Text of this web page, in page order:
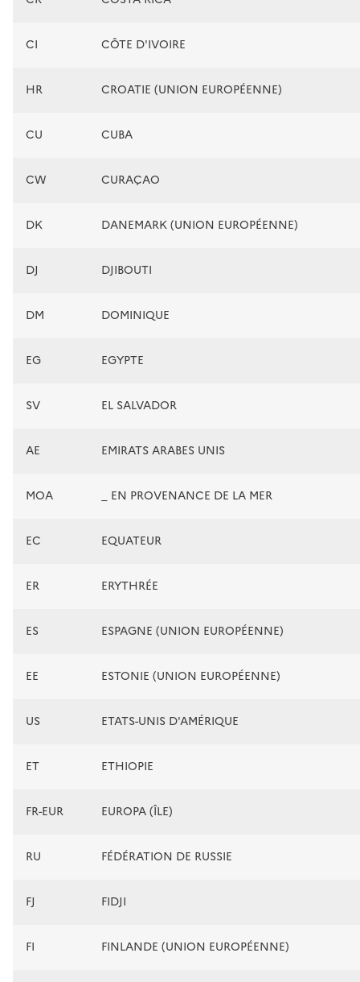
CI CÔTE D'IVOIRE
HR CROATIE (UNION EUROPÉENNE)
CU CUBA
CW CURAÇAO
DK DANEMARK (UNION EUROPÉENNE)
DJ DJIBOUTI
DM DOMINIQUE
EG EGYPTE
SV EL SALVADOR
AE EMIRATS ARABES UNIS
MOA _ EN PROVENANCE DE LA MER
EC EQUATEUR
ER ERYTHRÉE
ES ESPAGNE (UNION EUROPÉENNE)
EE ESTONIE (UNION EUROPÉENNE)
US ETATS-UNIS D'AMÉRIQUE
ET ETHIOPIE
FR-EUR EUROPA (ÎLE)
RU FÉDÉRATION DE RUSSIE
FJ FIDJI
FI FINLANDE (UNION EUROPÉENNE)